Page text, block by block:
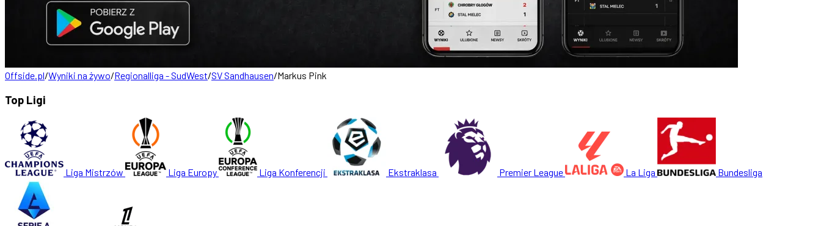
Offside.pl/Wyniki na żywo/Regionalliga - SudWest/SV Sandhausen/Markus Pink
Top Ligi
Liga Mistrzów Liga Europy Liga Konferencji Ekstraklasa Premier League La Liga Bundesliga